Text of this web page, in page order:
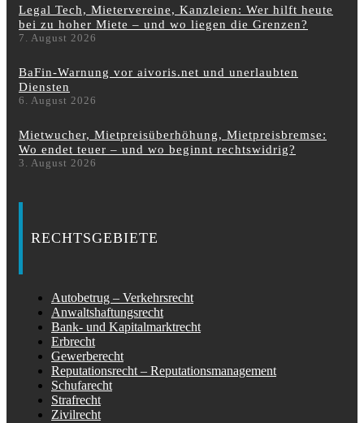
Legal Tech, Mietervereine, Kanzleien: Wer hilft heute
bei zu hoher Miete – und wo liegen die Grenzen?
7. August 2026
BaFin-Warnung vor aivoris.net und unerlaubten
Diensten
6. August 2026
Mietwucher, Mietpreisüberhöhung, Mietpreisbremse:
Wo endet teuer – und wo beginnt rechtswidrig?
3. August 2026
RECHTSGEBIETE
Autobetrug – Verkehrsrecht
Anwaltshaftungsrecht
Bank- und Kapitalmarktrecht
Erbrecht
Gewerberecht
Reputationsrecht – Reputationsmanagement
Schufarecht
Strafrecht
Zivilrecht